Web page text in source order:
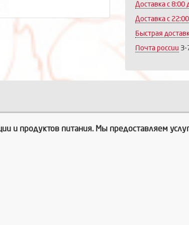
Доставка c 8:00
Доставка с
Быстрая
Почта россии 3-
и продуктов питания. Мы предоставляем